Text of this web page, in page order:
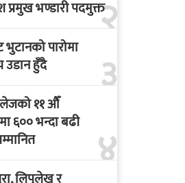
२
प्रमुख भण्डारी पदमुक्त
३
भुटानको पारोमा
उडान हुँदै
४
११ औँ
६०० भन्दा बढी